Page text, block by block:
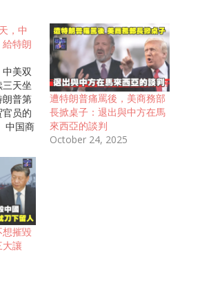
，中
特朗
美双
天坐
朗普第
员的
中国商
兼副
商务部
官员进
结束
留下
应该相
作共
健
。”
显了
遭特朗普痛罵後，美商務部
長掀桌子：退出與中方在馬
來西亞的談判
October 24, 2025
想摧毀
讓